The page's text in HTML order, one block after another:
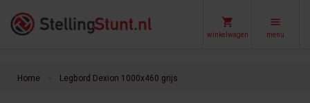
winkelwagen menu
Home keyboard_arrow_right Legbord Dexion 1000x460 grijs